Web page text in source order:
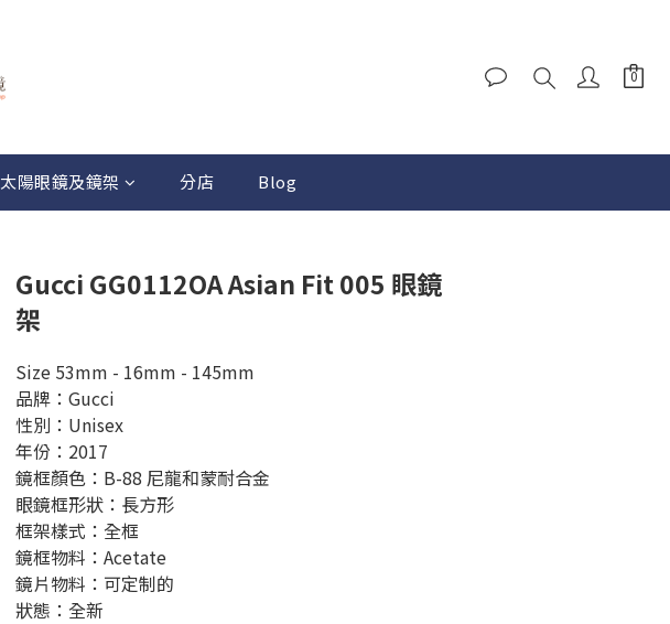
太陽眼鏡及鏡架 分店 Blog
Gucci GG0112OA Asian Fit 005 眼鏡
架
Size 53mm - 16mm - 145mm
品牌：Gucci
性別：Unisex
年份：2017
鏡框顏色：B-88 尼龍和蒙耐合金
眼鏡框形狀：長方形
框架樣式：全框
鏡框物料：Acetate
鏡片物料：可定制的
狀態：全新